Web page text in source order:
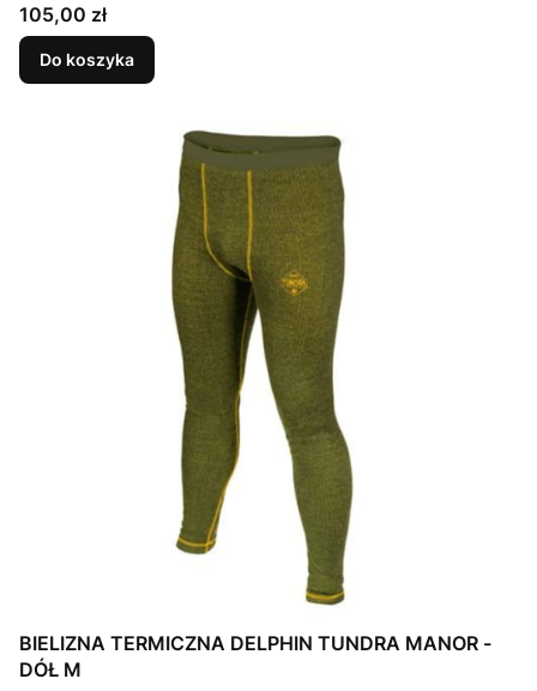
Cena
105,00 zł
Do koszyka
BIELIZNA TERMICZNA DELPHIN TUNDRA MANOR -
DÓŁ M